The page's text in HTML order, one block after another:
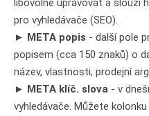
pro vyhledávače (SEO).
► META popis - další pole
popisem (cca 150 znaků) o
název, vlastnosti, prodejní
► META klíč. slova - v
vyhledávače. Můžete